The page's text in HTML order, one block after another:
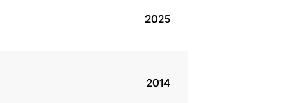
2025
2014